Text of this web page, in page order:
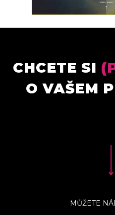
CHCETE SI
O VAŠEM
MŮŽETE